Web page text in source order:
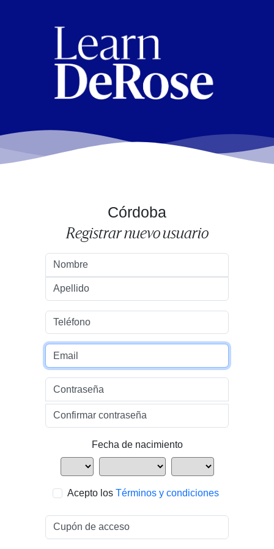
Córdoba
Registrar nuevo usuario
Nombre
Apellido
Teléfono
Email
Contraseña
Confirmar contraseña
Fecha de nacimiento
Acepto los Términos y condiciones
Cupón de acceso